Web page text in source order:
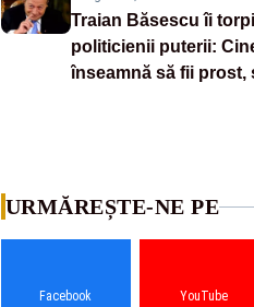
Traian Băsescu îi
politicienii puterii:
înseamnă să fii prost,
URMĂREȘTE-NE PE
Facebook YouTube